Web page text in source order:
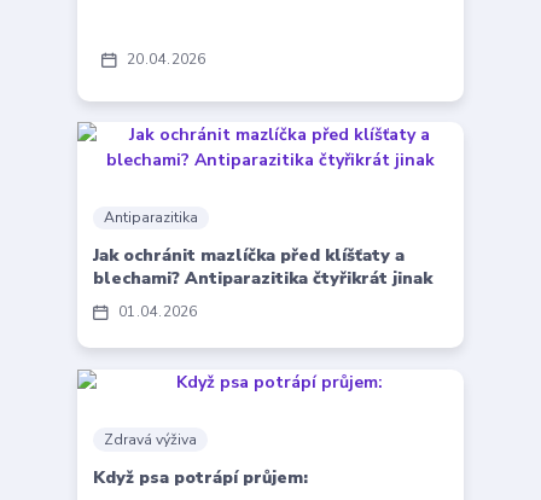
20 04 2026
01 04 2026
Antiparazitika
Jak ochránit mazlíčka před klíšťaty a
blechami? Antiparazitika čtyřikrát jinak
Zdravá výživa
Když psa potrápí průjem: